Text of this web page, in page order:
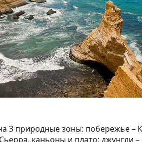
3 природные зоны: побережье –
каньоны и плато; джунгли